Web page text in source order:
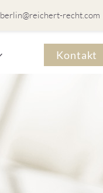
berlin@reichert-recht.com
Kontakt